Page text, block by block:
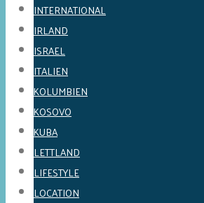
INTERNATIONAL
IRLAND
ISRAEL
ITALIEN
KOLUMBIEN
KOSOVO
KUBA
LETTLAND
LIFESTYLE
LOCATION